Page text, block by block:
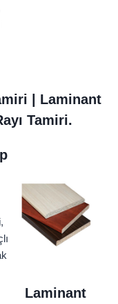
| Laminant
Tamiri.
Laminant